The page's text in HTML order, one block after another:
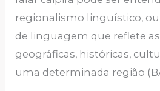
regionalismo linguístico,
de linguagem que reflete
geográficas, históricas,
uma determinada região